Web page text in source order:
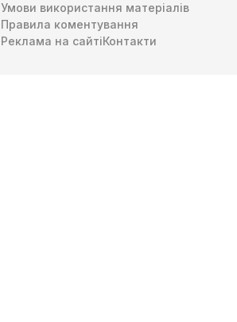
Умови використання матеріалів
Правила коментування
Реклама на сайтіКонтакти